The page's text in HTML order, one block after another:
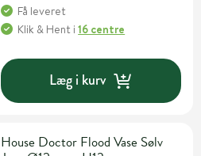
Få leveret
Klik & Hent i16 centre
Læg i kurv
House Doctor Flood Vase Sølv